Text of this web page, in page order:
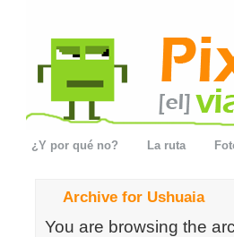
¿Y por qué no? La ruta
Archive for Ushuaia
You are browsing the